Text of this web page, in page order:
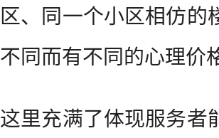
区、同一个小区相仿的
不同而有不同的心理价
这里充满了体现服务者